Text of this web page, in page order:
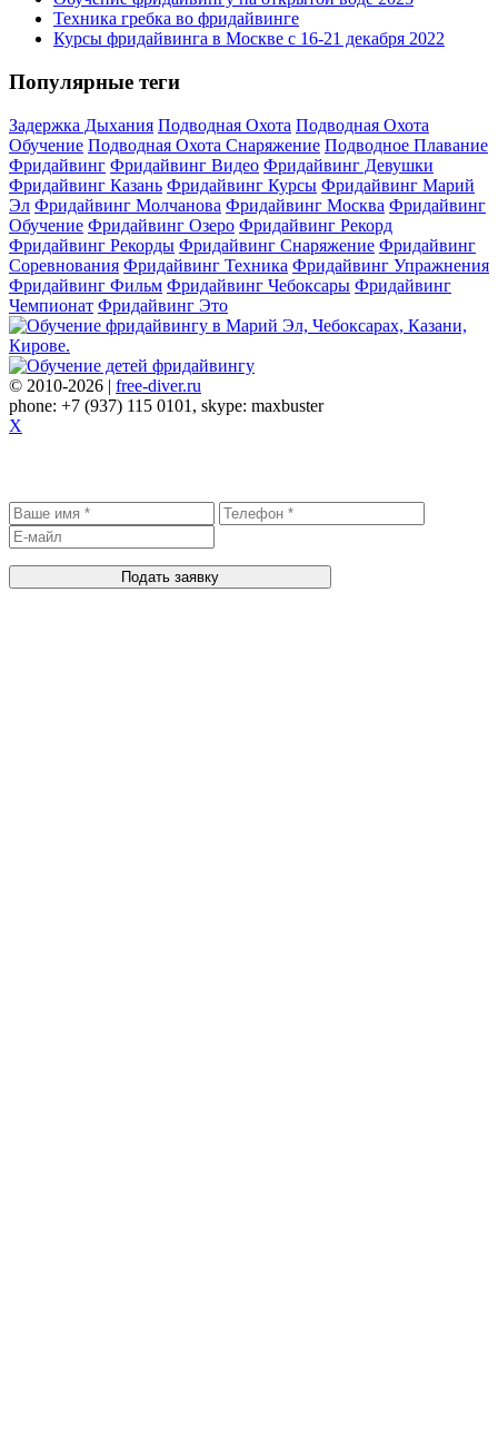
Техника гребка во фридайвинге
Курсы фридайвинга в Москве с 16-21 декабря 2022
Популярные теги
Задержка Дыхания Подводная Охота Подводная Охота
Обучение Подводная Охота Снаряжение Подводное Плавание
Фридайвинг Фридайвинг Видео Фридайвинг Девушки
Фридайвинг Казань Фридайвинг Курсы Фридайвинг Марий
Эл Фридайвинг Молчанова Фридайвинг Москва Фридайвинг
Обучение Фридайвинг Озеро Фридайвинг Рекорд
Фридайвинг Рекорды Фридайвинг Снаряжение Фридайвинг
Соревнования Фридайвинг Техника Фридайвинг Упражнения
Фридайвинг Фильм Фридайвинг Чебоксары Фридайвинг
Чемпионат Фридайвинг Это
© 2010-2026 | free-diver.ru
phone: +7 (937) 115 0101, skype: maxbuster
X